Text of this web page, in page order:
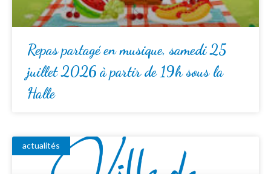
Repas partagé en musique, samedi 25
juillet 2026 à partir de 19h sous la
Halle
actualités